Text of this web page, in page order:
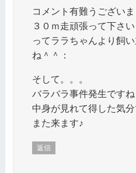
コメント有難うございま
３０ｍ走頑張って下さい
ってララちゃんより飼
ね＾＾：
そして。。。
バラバラ事件発生ですね
中身が見れて得した気
また来ます♪
返信